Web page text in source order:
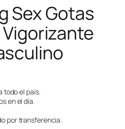
Sex Gotas
Vigorizante
todo el país.
en el día.
por transferencia.